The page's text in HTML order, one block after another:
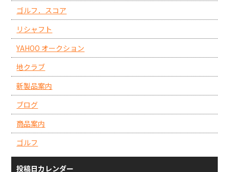
ゴルフ．スコア
リシャフト
YAHOO オークション
地クラブ
新製品案内
ブログ
商品案内
ゴルフ
投稿日カレンダー